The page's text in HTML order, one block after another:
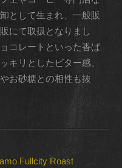
として生まれ、一般販
にて取扱となりまし
コレートといった香ば
キリとしたビター感。
お砂糖との相性も抜
Fullcity Roast